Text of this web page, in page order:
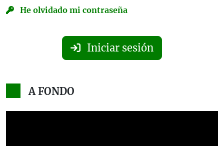
He olvidado mi contraseña
Iniciar sesión
A FONDO